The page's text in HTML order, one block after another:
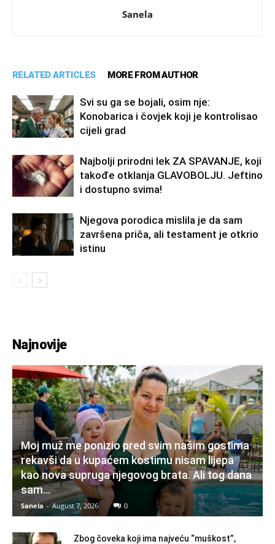
Sanela
RELATED ARTICLES MORE FROM AUTHOR
Svi su ga se bojali, osim nje:
Konobarica i čovjek koji je kontrolisao
cijeli grad
Najbolji prirodni lek ZA SPAVANJE, koji
takođe otklanja GLAVOBOLJU. Jeftino
i dostupno svima!
Njegova porodica mislila je da sam
završena priča, ali testament je otkrio
istinu
Najnovije
Moj muž me ponizio pred svim našim gostima
rekavši da u kupaćem kostimu nisam lijepa
kao nova supruga njegovog brata. Ali tog dana
sam...
Sanela - August 7, 2026 0
Zbog čoveka koji ima najveću “muškost”,